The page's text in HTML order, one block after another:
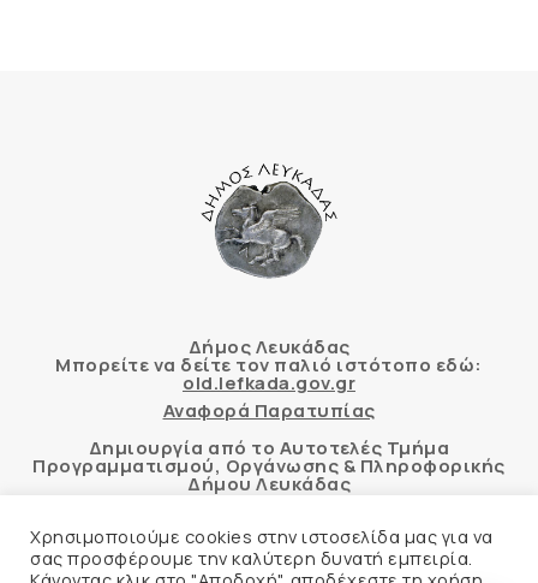
Δήμος Λευκάδας
Μπορείτε να δείτε τον παλιό ιστότοπο εδώ:
old.lefkada.gov.gr
Αναφορά Παρατυπίας
Δημιουργία από το Αυτοτελές Τμήμα
Προγραμματισμού, Οργάνωσης & Πληροφορικής
Δήμου Λευκάδας
Χρησιμοποιούμε cookies στην ιστοσελίδα μας για να
σας προσφέρουμε την καλύτερη δυνατή εμπειρία.